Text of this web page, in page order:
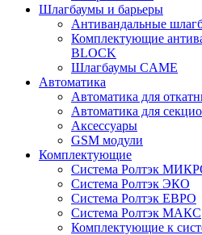
Шлагбаумы и барьеры
Антивандальные
Комплектующие
BLOCK
Шлагбаумы CAME
Автоматика
Автоматика для
Автоматика для
Аксессуары
GSM модули
Комплектующие
Система Ролтэк
Система Ролтэк ЭКО
Система Ролтэк ЕВРО
Система Ролтэк МАКС
Комплектующие к